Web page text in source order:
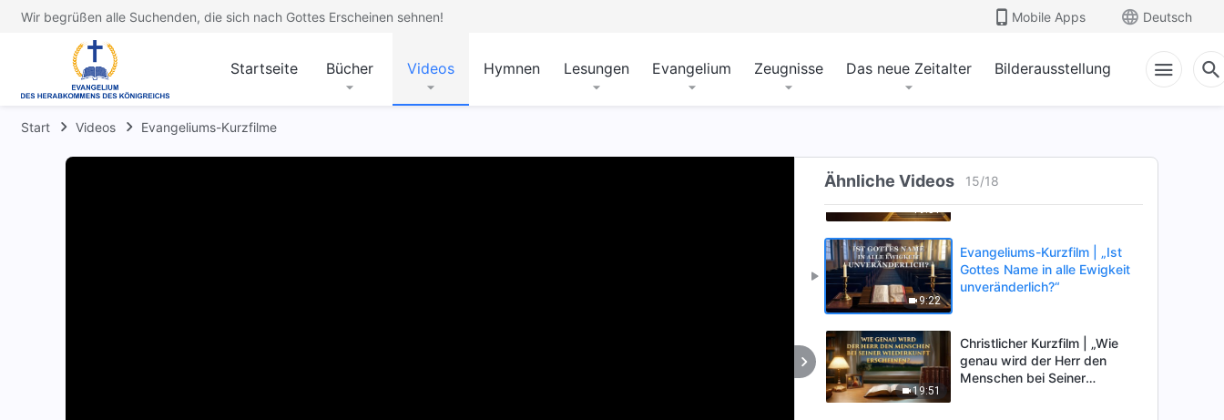
Wir begrüßen alle Suchenden, die sich nach Gottes Erscheinen sehnen! Mobile Apps Deutsch
Startseite Bücher Videos Hymnen Lesungen Evangelium Zeugnisse Das neue Zeitalter Bilderausstellung
Start Videos Evangeliums-Kurzfilme
Ähnliche Videos 15/18
geheißen?“
Evangeliums-Kurzfilm | „Kann
19:51
Christlicher Kurzfilm | „Hast
du den Weg ins Himmelreich
9:22
Evangeliums-Kurzfilm | „Ist
Gottes Name in alle Ewigkeit
unveränderlich?“
19:51
Christlicher Kurzfilm | „Wie
genau wird der Herr den
Menschen bei Seiner